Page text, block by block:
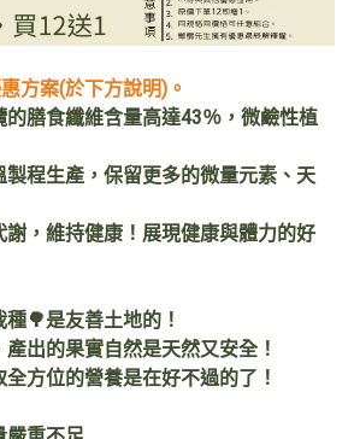
方案(於下方說明)。
的膳食纖維含量高達43％，微鹼性植
製程生產，保留更多的微量元素、天
謝，維持健康！展現健康與體力的好
🌳是友善土地的！
出的果實自然是天然又安全！
方位的營養是在好不過的了！